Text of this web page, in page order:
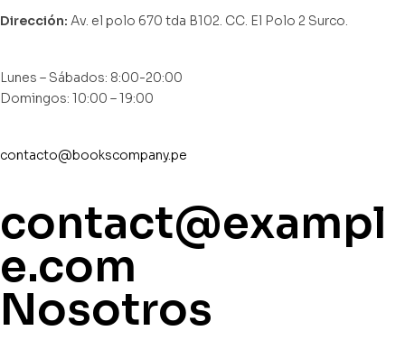
Dirección: Av. el polo 670 tda B102. CC. El Polo 2 Surco.
Lunes – Sábados: 8:00-20:00
Domingos: 10:00 – 19:00
contacto@bookscompany.pe
contact@exampl
e.com
Nosotros